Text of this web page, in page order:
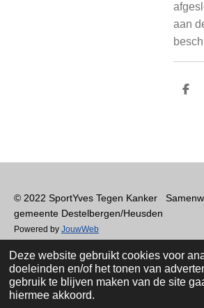
Deze website gebruikt cookies voor
doeleinden en/of het tonen van
gebruik te blijven maken van de site
hiermee akkoord.
aan
D
© 2022 SportYves Tegen Kanker
gemeente Destelbergen/Heusden
Powered by JouwWeb